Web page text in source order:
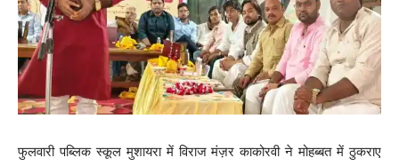
फुलवारी पब्लिक स्कूल मुशायरा में विराज मंज़र काकोरवी ने मोहब्बत में ठुकराए